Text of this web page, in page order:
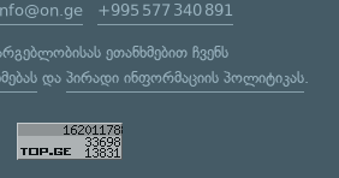
+995 577 340 891
ეთანხმებით ჩვენს
და პირადი ინფორმაციის პოლიტიკას.